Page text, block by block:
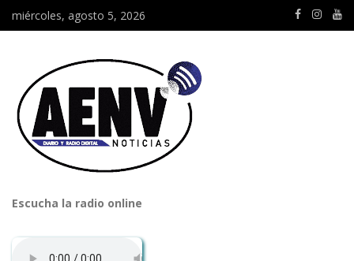
miércoles, agosto 5, 2026
Escucha la radio online